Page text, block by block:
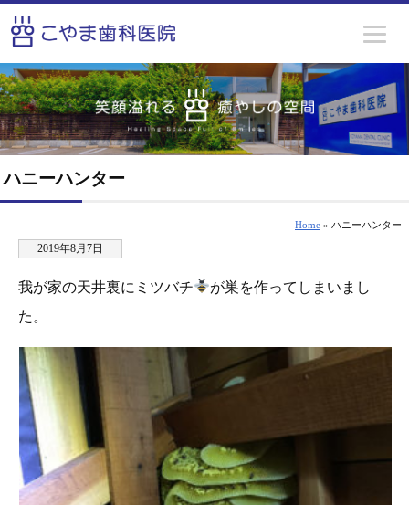
ハニーハンター
Home » ハニーハンター
2019年8月7日
我が家の天井裏にミツバチ
が巣を作ってしまいまし
た。